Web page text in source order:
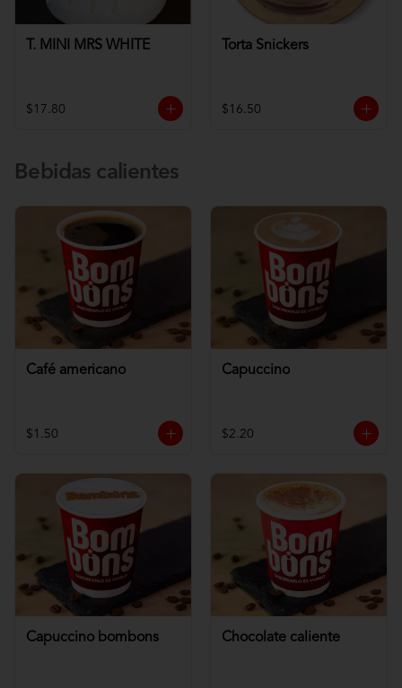
T. MINI MRS WHITE
$17.80
Torta Snickers
$16.50
Bebidas calientes
Café americano
$1.50
Capuccino
$2.20
Capuccino bombons Chocolate caliente